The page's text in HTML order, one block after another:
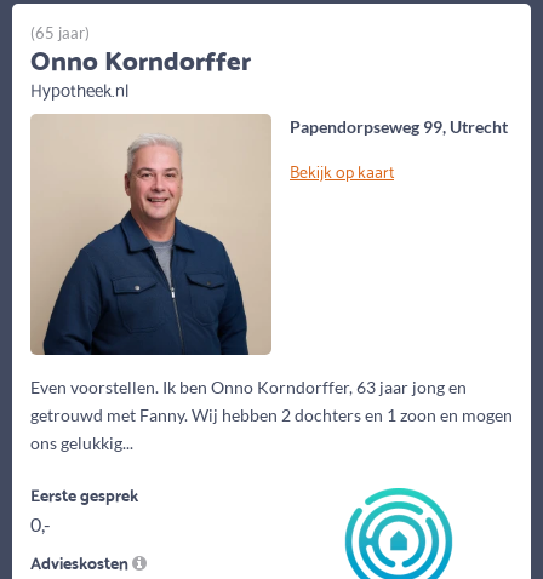
Papendorpseweg 99, Utrecht
Bekijk op kaart
Even voorstellen. Ik ben Onno Korndorffer, 63 jaar jong en
getrouwd met Fanny. Wij hebben 2 dochters en 1 zoon en mogen
ons gelukkig...
(65 jaar)
Onno Korndorffer
Hypotheek.nl
Eerste gesprek
0,-
Advieskosten